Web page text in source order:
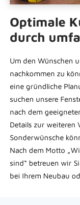
Optimale
durch
Um den Wünschen
nachkommen zu
eine gründliche
suchen unsere
nach dem
Details zur weiteren
Sonderwünsche
Nach dem Motto
sind“ betreuen wir
bei Ihrem Neubau